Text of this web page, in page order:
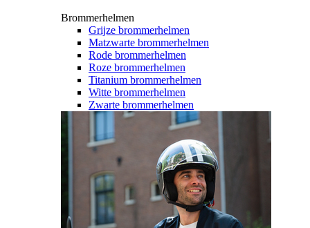
Brommerhelmen
Grijze brommerhelmen
Matzwarte brommerhelmen
Rode brommerhelmen
Roze brommerhelmen
Titanium brommerhelmen
Witte brommerhelmen
Zwarte brommerhelmen